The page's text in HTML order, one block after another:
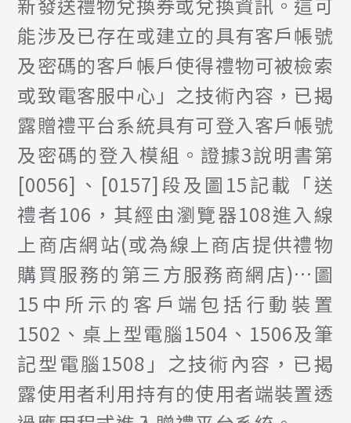
能涉及已存在或建立的具有客戶帳號
及密碼的客戶帳戶使得禮物可被檢索
或致電客服中心」之技術內容，已揭
露贈禮平台系統具有可登入客戶帳號
及密碼的登入模組。證據3說明書第
[0056]、[0157]段及圖15記載「送
禮者106，其經由瀏覽器108進入線
上商店網站(或為線上商店提供禮物
購買服務的第三方服務商網店)…圖
15中所示的客戶端包括行動裝置
1502、桌上型電腦1504、1506及筆
記型電腦1508」之技術內容，已揭
露使用者利用持有的使用者端裝置透